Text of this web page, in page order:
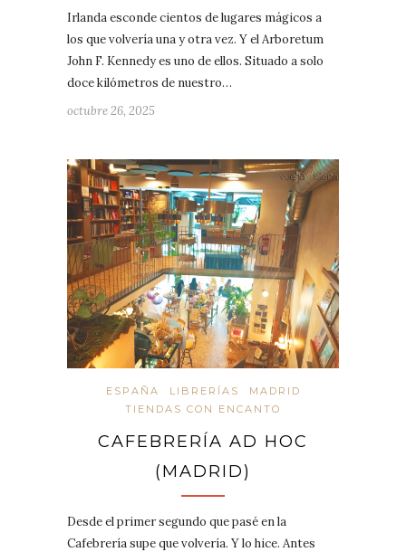
Irlanda esconde cientos de lugares mágicos a
los que volvería una y otra vez. Y el Arboretum
John F. Kennedy es uno de ellos. Situado a solo
doce kilómetros de nuestro…
octubre 26, 2025
ESPAÑA LIBRERÍAS
MADRID
TIENDAS CON ENCANTO
CAFEBRERÍA AD HOC
(MADRID)
Desde el primer segundo que pasé en la
Cafebrería supe que volvería. Y lo hice. Antes